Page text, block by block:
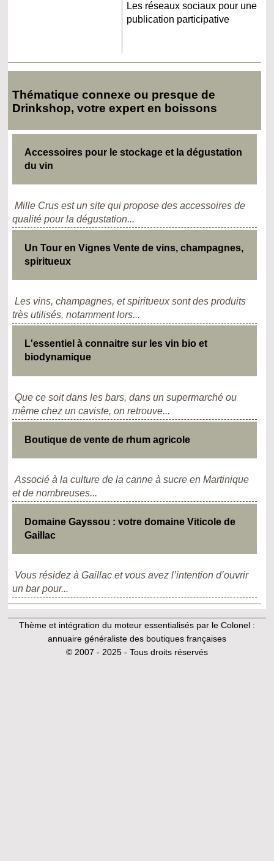
Les réseaux sociaux pour une
publication participative
Thématique connexe ou presque de
Drinkshop, votre expert en boissons
Accessoires pour le stockage et la dégustation
du vin
Mille Crus est un site qui propose des accessoires de
qualité pour la dégustation...
Un Tour en Vignes Vente de vins, champagnes,
spiritueux
Les vins, champagnes, et spiritueux sont des produits
très utilisés, notamment lors...
L'essentiel à connaitre sur les vin bio et
biodynamique
Que ce soit dans les bars, dans un supermarché ou
même chez un caviste, on retrouve...
Boutique de vente de rhum agricole
Associé à la culture de la canne à sucre en Martinique
et de nombreuses...
Domaine Gayssou : votre domaine Viticole de
Gaillac
Vous résidez à Gaillac et vous avez l’intention d’ouvrir
un bar pour...
Thème et intégration du moteur essentialisés par le Colonel :
annuaire généraliste des boutiques françaises
© 2007 - 2025 - Tous droits réservés